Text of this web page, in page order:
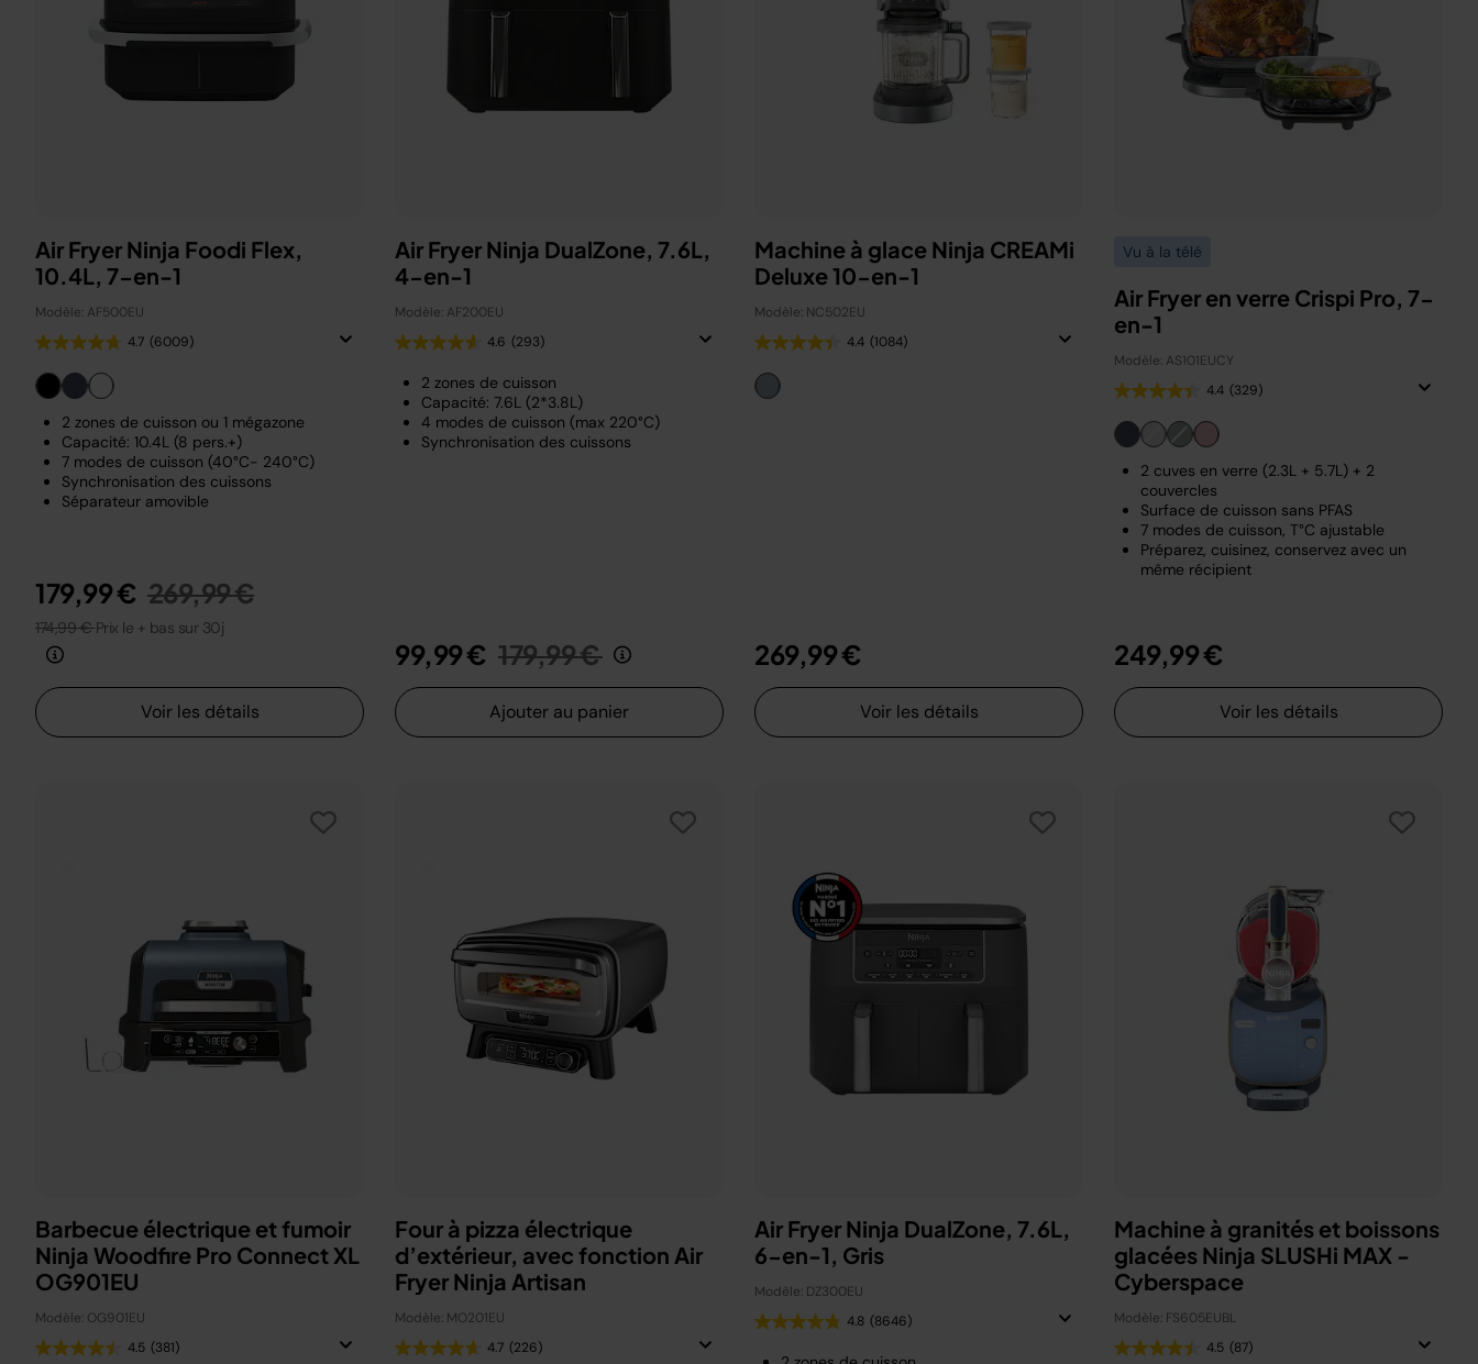
Air Fryer Ninja Foodi Flex,
10.4L, 7-en-1
Modèle: AF500EU
4.7 (6009)
2 zones de cuisson ou 1 mégazone
Capacité: 10.4L (8 pers.+)
7 modes de cuisson (40°C- 240°C)
Synchronisation des cuissons
Séparateur amovible
179,99 € Prix réduit de
269,99 €au
174,99 €Prix le + bas sur 30j
Voir les détails
Air Fryer Ninja DualZone, 7.6L,
4-en-1
Modèle: AF200EU
4.6 (293)
2 zones de cuisson
Capacité: 7.6L (2*3.8L)
4 modes de cuisson (max 220°C)
Synchronisation des cuissons
99,99 € Prix réduit de
179,99 €au
Ajouter au panier
Machine à glace Ninja CREAMi
Deluxe 10-en-1
Modèle: NC502EU
4.4 (1084)
269,99 €
Voir les détails
Vu à la télé
Air Fryer en verre Crispi Pro, 7-
en-1
Modèle: AS101EUCY
4.4 (329)
2 cuves en verre (2.3L + 5.7L) + 2
couvercles
Surface de cuisson sans PFAS
7 modes de cuisson, T°C ajustable
Préparez, cuisinez, conservez avec un
même récipient
249,99 €
Voir les détails
Barbecue électrique et fumoir
Ninja Woodfire Pro Connect XL
OG901EU
Modèle: OG901EU
4.5 (381)
Four à pizza électrique
d’extérieur, avec fonction Air
Fryer Ninja Artisan
Modèle: MO201EU
4.7 (226)
Air Fryer Ninja DualZone, 7.6L,
6-en-1, Gris
Modèle: DZ300EU
4.8 (8646)
Machine à granités et boissons
glacées Ninja SLUSHi MAX -
Cyberspace
Modèle: FS605EUBL
4.5 (87)